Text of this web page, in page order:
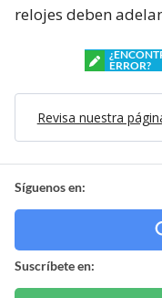
relojes deben
ERROR?
Revisa nuestra
Síguenos en:
Suscríbete en: